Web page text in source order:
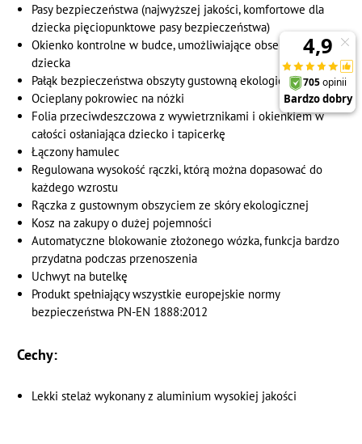
Pasy bezpieczeństwa (najwyższej jakości, komfortowe dla
dziecka pięciopunktowe pasy bezpieczeństwa)
Okienko kontrolne w budce, umożliwiające obserwację
dziecka
Pałąk bezpieczeństwa obszyty gustowną ekologiczną skórą
Ocieplany pokrowiec na nóżki
Folia przeciwdeszczowa z wywietrznikami i okienkiem w
całości osłaniająca dziecko i tapicerkę
Łączony hamulec
Regulowana wysokość rączki, którą można dopasować do
każdego wzrostu
Rączka z gustownym obszyciem ze skóry ekologicznej
Kosz na zakupy o dużej pojemności
Automatyczne blokowanie złożonego wózka, funkcja bardzo
przydatna podczas przenoszenia
Uchwyt na butelkę
Produkt spełniający wszystkie europejskie normy
bezpieczeństwa PN-EN 1888:2012
Cechy:
Lekki stelaż wykonany z aluminium wysokiej jakości